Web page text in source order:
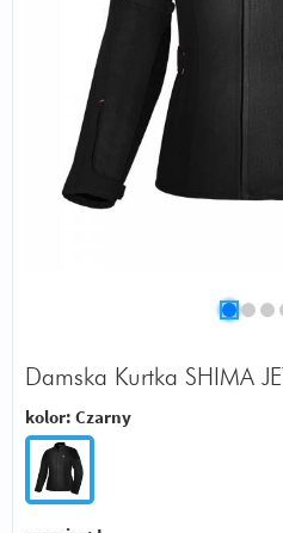
Damska Kurtka SHIMA JET
kolor: Czarny